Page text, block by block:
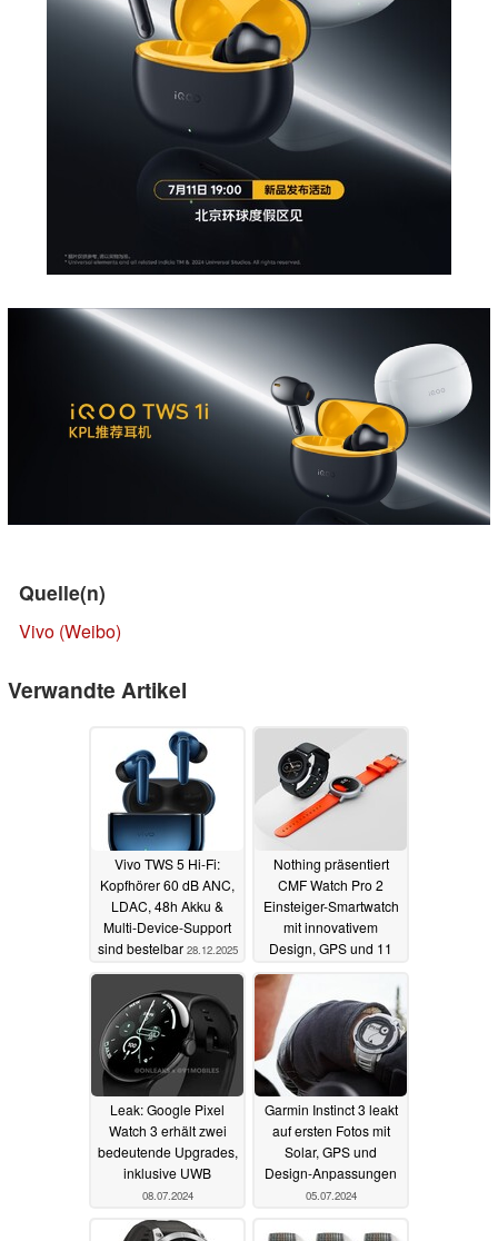
Quelle(n)
Vivo (Weibo)
Verwandte Artikel
Vivo TWS 5 Hi-Fi:
Kopfhörer 60 dB ANC,
LDAC, 48h Akku &
Multi-Device-Support
sind bestelbar 28.12.2025
Nothing präsentiert
CMF Watch Pro 2
Einsteiger-Smartwatch
mit innovativem
Design, GPS und 11
Leak: Google Pixel
Watch 3 erhält zwei
bedeutende Upgrades,
inklusive UWB
08.07.2024
Garmin Instinct 3 leakt
auf ersten Fotos mit
Solar, GPS und
Design-Anpassungen
05.07.2024